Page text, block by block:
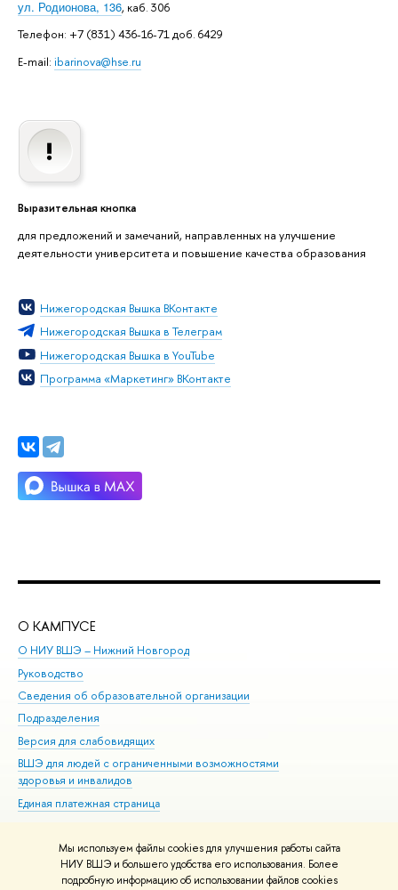
Мы используем файлы cookies для улучшения работы сайта
НИУ ВШЭ и большего удобства его использования. Более
подробную информацию об использовании файлов cookies
ул. Родионова, 136, каб. 306
Телефон: +7 (831) 436-16-71 доб. 6429
E-mail: ibarinova@hse.ru
Выразительная кнопка
для предложений и замечаний, направленных на улучшение
деятельности университета и повышение качества образования
Нижегородская Вышка ВКонтакте
Нижегородская Вышка в Телеграм
Нижегородская Вышка в YouTube
Программа «Маркетинг» ВКонтакте
О КАМПУСЕ
О НИУ ВШЭ – Нижний Новгород
Руководство
Сведения об образовательной организации
Подразделения
Версия для слабовидящих
ВШЭ для людей с ограниченными возможностями
здоровья и инвалидов
Единая платежная страница